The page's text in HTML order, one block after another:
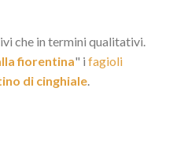
che in termini qualitativi.
fiorentina" i fagioli
di cinghiale.